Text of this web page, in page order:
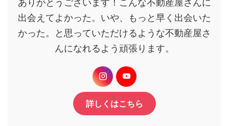
出会えてよかった。いや、もっと早く出会いた
かった。と思っていただけるような不動産屋さ
んになれるよう頑張ります。
詳しくはこちら